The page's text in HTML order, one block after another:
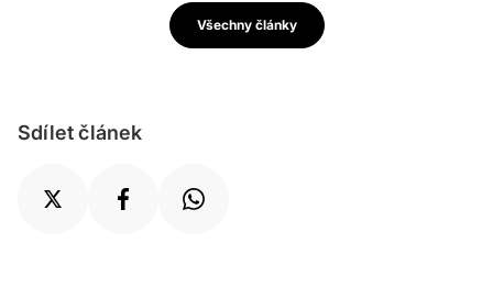
Všechny články
Sdílet článek